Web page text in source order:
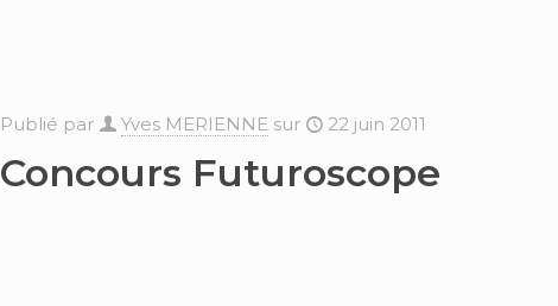
Publié par Yves MERIENNE sur 22 juin 2011
Concours Futuroscope